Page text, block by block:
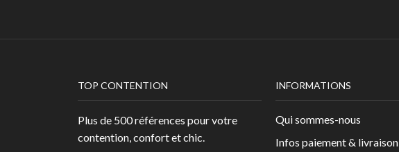
TOP CONTENTION
Plus de 500 références pour votre
contention, confort et chic.
INFORMATIONS
Qui sommes-nous
Infos paiement & livraison